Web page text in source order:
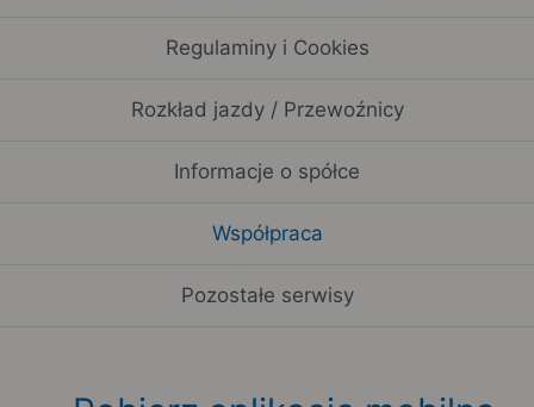
Regulaminy i Cookies
Rozkład jazdy / Przewoźnicy
Informacje o spółce
Współpraca
Pozostałe serwisy